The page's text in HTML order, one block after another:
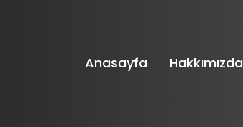
Anasayfa Hakkımızda